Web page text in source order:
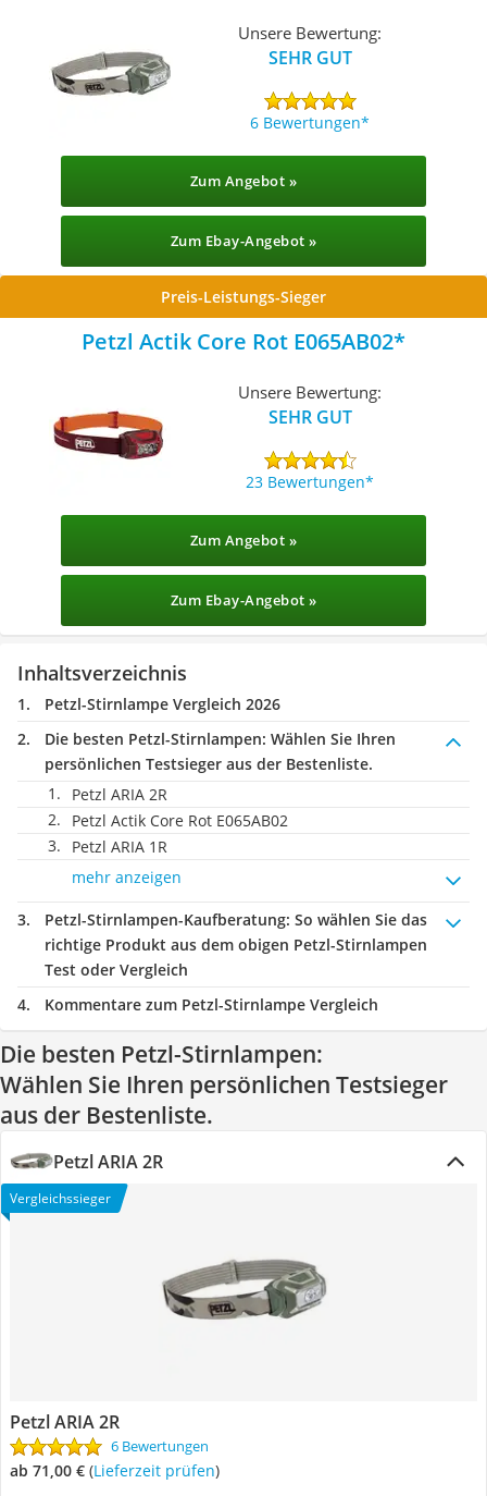
Unsere Bewertung:
SEHR GUT
6 Bewertungen
Zum Angebot »
Zum Ebay-Angebot »
Preis-Leistungs-Sieger
Petzl Actik Core Rot E065AB02
Unsere Bewertung:
SEHR GUT
23 Bewertungen
Zum Angebot »
Zum Ebay-Angebot »
Inhaltsverzeichnis
Petzl-Stirnlampe Vergleich 2026
Die besten Petzl-Stirnlampen: Wählen Sie Ihren
persönlichen Testsieger aus der Bestenliste.
Petzl ARIA 2R
Petzl Actik Core Rot E065AB02
Petzl ARIA 1R
mehr anzeigen
Petzl-Stirnlampen-Kaufberatung: So wählen Sie das
richtige Produkt aus dem obigen Petzl-Stirnlampen
Test oder Vergleich
Kommentare zum Petzl-Stirnlampe Vergleich
Die besten Petzl-Stirnlampen:
Wählen Sie Ihren persönlichen Testsieger
aus der Bestenliste.
Petzl ARIA 2R
Vergleichssieger
Petzl ARIA 2R
6 Bewertungen
ab 71,00 € (Lieferzeit prüfen)